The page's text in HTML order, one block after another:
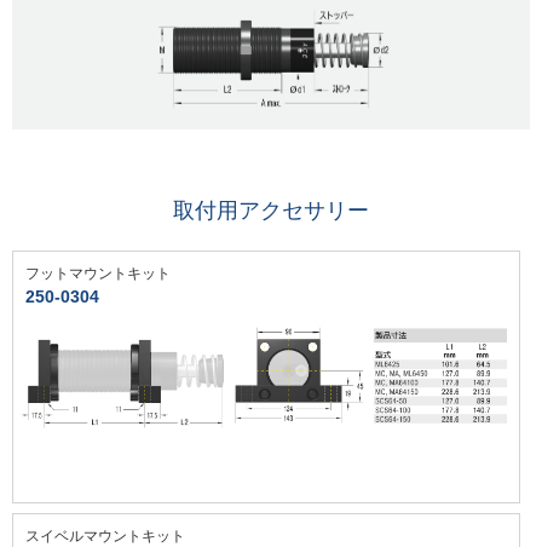
取付用アクセサリー
フットマウントキット
250-0304
スイベルマウントキット